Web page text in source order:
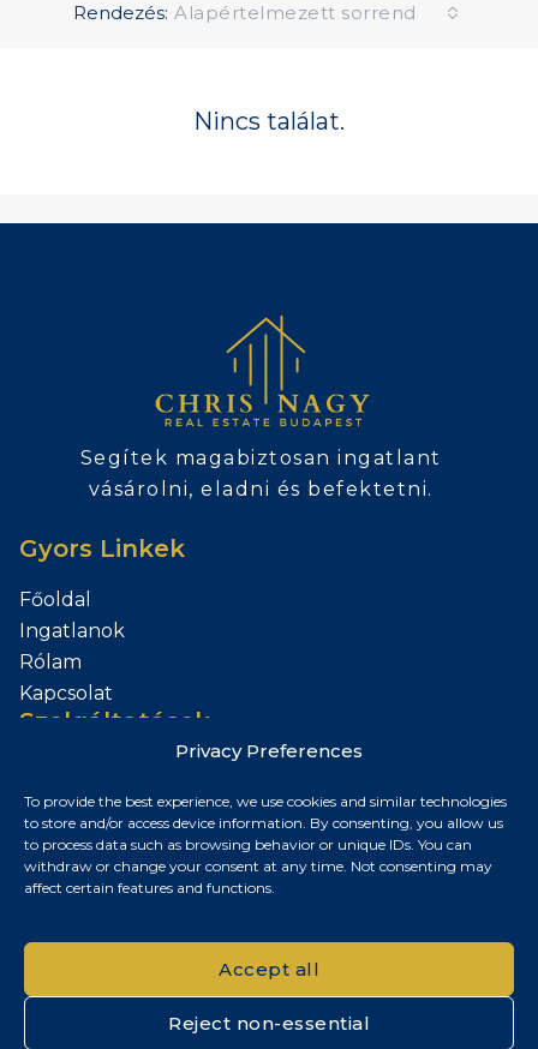
Privacy Preferences
To provide the best experience, we use cookies and similar technologies
to store and/or access device information. By consenting, you allow us
to process data such as browsing behavior or unique IDs. You can
withdraw or change your consent at any time. Not consenting may
affect certain features and functions.
Accept all
Reject non-essential
Rendezés: Alapértelmezett sorrend
Nincs találat.
Segítek magabiztosan ingatlant
vásárolni, eladni és befektetni.
Gyors Linkek
Főoldal
Ingatlanok
Rólam
Kapcsolat
Szolgáltatások
Kapcsolat
Budapest, Magyarország
+36 30 687 6790